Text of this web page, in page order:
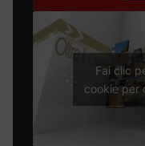
Fai clic
cookie per